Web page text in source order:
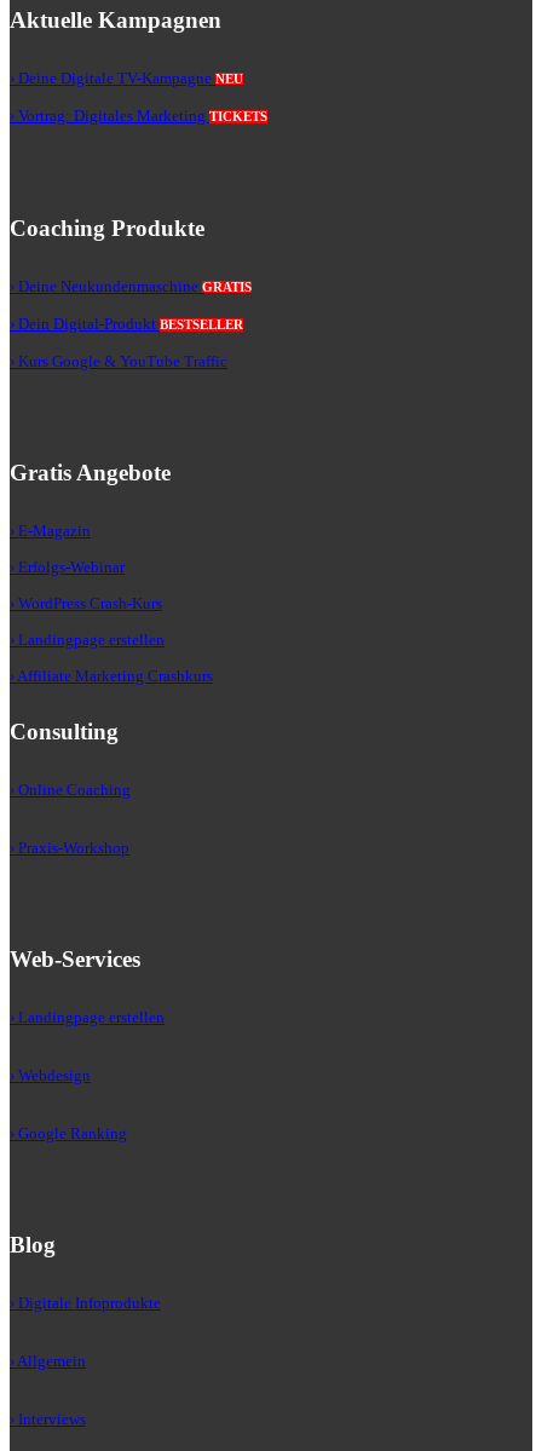
Aktuelle Kampagnen
› Deine Digitale TV-Kampagne NEU
› Vortrag: Digitales Marketing TICKETS
Coaching Produkte
› Deine Neukundenmaschine GRATIS
› Dein Digital-Produkt BESTSELLER
› Kurs Google & YouTube Traffic
Gratis Angebote
› E-Magazin
› Erfolgs-Webinar
› WordPress Crash-Kurs
› Landingpage erstellen
› Affiliate Marketing Crashkurs
Consulting
› Online Coaching
› Praxis-Workshop
Web-Services
› Landingpage erstellen
› Webdesign
› Google Ranking
Blog
› Digitale Infoprodukte
› Allgemein
› Interviews